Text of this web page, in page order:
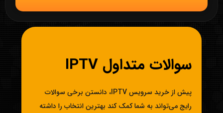
سوالات متداول IPTV
پیش از خرید سرویس IPTV، دانستن برخی سوالات
رایج می‌تواند به شما کمک کند بهترین انتخاب را داشته